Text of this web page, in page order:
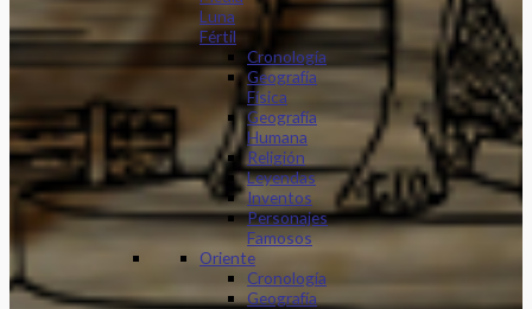
Luna
Fértil
Cronología
Geografía
Física
Geografía
Humana
Religión
Leyendas
Inventos
Personajes
Famosos
Oriente
Cronología
Geografía